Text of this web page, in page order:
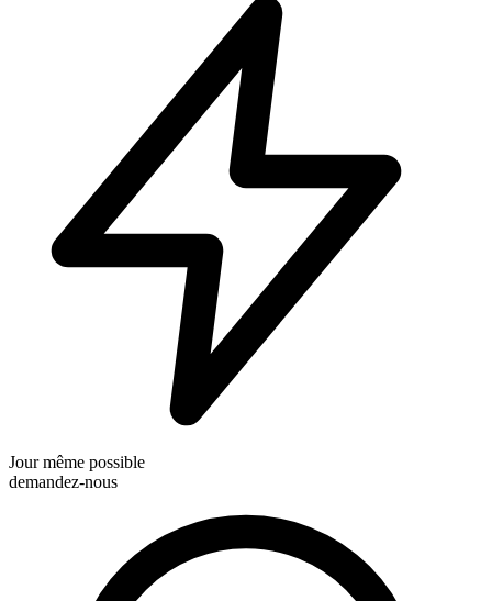
Jour même possible
demandez-nous